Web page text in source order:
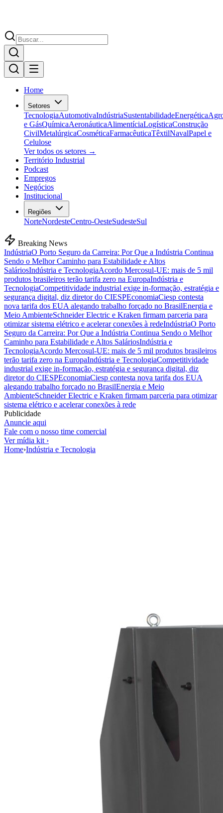
Home
Setores
TecnologiaAutomotivaIndústriaSustentabilidadeEnergética
e GásQuímicaAeronáuticaAlimentíciaLogísticaConstrução
CivilMetalúrgicaCosméticaFarmacêuticaTêxtilNavalPapel e
Celulose
Ver todos os setores →
Território Industrial
Podcast
Empregos
Negócios
Institucional
Regiões
NorteNordesteCentro-OesteSudesteSul
Breaking News
IndústriaO Porto Seguro da Carreira: Por Que a Indústria Continua
Sendo o Melhor Caminho para Estabilidade e Altos
SaláriosIndústria e TecnologiaAcordo Mercosul-UE: mais de 5 mil
produtos brasileiros terão tarifa zero na EuropaIndústria e
TecnologiaCompetitividade industrial exige in-formação, estratégia e
segurança digital, diz diretor do CIESPEconomiaCiesp contesta
nova tarifa dos EUA alegando trabalho forçado no BrasilEnergia e
Meio AmbienteSchneider Electric e Kraken firmam parceria para
otimizar sistema elétrico e acelerar conexões à redeIndústriaO Porto
Seguro da Carreira: Por Que a Indústria Continua Sendo o Melhor
Caminho para Estabilidade e Altos SaláriosIndústria e
TecnologiaAcordo Mercosul-UE: mais de 5 mil produtos brasileiros
terão tarifa zero na EuropaIndústria e TecnologiaCompetitividade
industrial exige in-formação, estratégia e segurança digital, diz
diretor do CIESPEconomiaCiesp contesta nova tarifa dos EUA
alegando trabalho forçado no BrasilEnergia e Meio
AmbienteSchneider Electric e Kraken firmam parceria para otimizar
sistema elétrico e acelerar conexões à rede
Publicidade
Anuncie aqui
Fale com o nosso time comercial
Ver mídia kit ›
Home›Indústria e Tecnologia